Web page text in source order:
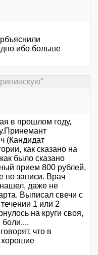
ибо больше
в прошлом году,
(Кандидат
как сказано на
было сказано
прием 800 рублей,
по записи. Врач
даже не
Выписал свечи с
1 или 2
на круги своя,
что в
хорошие